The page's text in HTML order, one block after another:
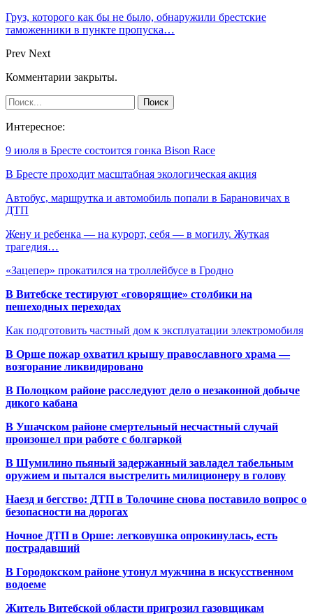
Груз, которого как бы не было, обнаружили брестские
таможенники в пункте пропуска…
Prev Next
Комментарии закрыты.
Интересное:
9 июля в Бресте состоится гонка Bison Race
В Бресте проходит масштабная экологическая акция
Автобус, маршрутка и автомобиль попали в Барановичах в
ДТП
Жену и ребенка — на курорт, себя — в могилу. Жуткая
трагедия…
«Зацепер» прокатился на троллейбусе в Гродно
В Витебске тестируют «говорящие» столбики на
пешеходных переходах
Как подготовить частный дом к эксплуатации электромобиля
В Орше пожар охватил крышу православного храма —
возгорание ликвидировано
В Полоцком районе расследуют дело о незаконной добыче
дикого кабана
В Ушачском районе смертельный несчастный случай
произошел при работе с болгаркой
В Шумилино пьяный задержанный завладел табельным
оружием и пытался выстрелить милиционеру в голову
Наезд и бегство: ДТП в Толочине снова поставило вопрос о
безопасности на дорогах
Ночное ДТП в Орше: легковушка опрокинулась, есть
пострадавший
В Городокском районе утонул мужчина в искусственном
водоеме
Житель Витебской области пригрозил газовщикам